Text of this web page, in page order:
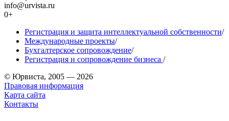
info@urvista.ru
0+
Регистрация и защита интеллектуальной собственности/
Международные проекты/
Бухгалтерское сопровождение/
Регистрация и сопровождение бизнеса /
© Юрвиста, 2005 — 2026
Правовая информация
Карта сайта
Контакты